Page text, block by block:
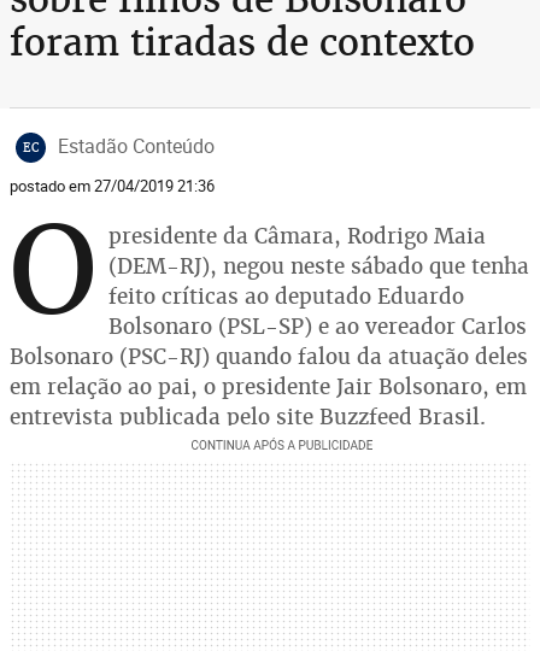
foram tiradas de contexto
EC Estadão Conteúdo
postado em 27/04/2019 21:36
O presidente da Câmara, Rodrigo Maia
(DEM-RJ), negou neste sábado que tenha
feito críticas ao deputado Eduardo
Bolsonaro (PSL-SP) e ao vereador Carlos
Bolsonaro (PSC-RJ) quando falou da atuação deles
em relação ao pai, o presidente Jair Bolsonaro, em
entrevista publicada pelo site Buzzfeed Brasil.